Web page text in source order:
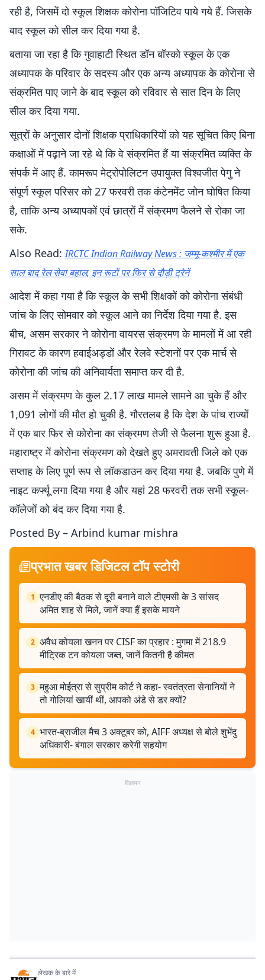
रही है, जिसमें दो स्कूल शिक्षक कोरोना पॉजिटिव पाये गये हैं. जिसके
बाद स्कूल को सील कर दिया गया है.
बताया जा रहा है कि गुवाहाटी स्थित डॉन बॉस्को स्कूल के एक
अध्यापक के परिवार के सदस्य और एक अन्य अध्यापक के कोरोना से
संक्रमित पाए जाने के बाद स्कूल को रविवार से सात दिन के लिए
सील कर दिया गया.
सूत्रों के अनुसार दोनों शिक्षक प्राधिकारियों को यह सूचित किए बिना
कक्षाओं में पढ़ाने जा रहे थे कि वे संक्रमित हैं या संक्रमित व्यक्ति के
संपर्क में आए हैं. कामरूप मेट्रोपोलिटन उपायुक्त विश्वजीत पेगु ने
संपूर्ण स्कूल परिसर को 27 फरवरी तक कंटेनमेंट जोन घोषित किया
है, ताकि अन्य अध्यापकों एवं छात्रों में संक्रमण फैलने से रोका जा
सके.
Also Read:IRCTC Indian Railway News : जम्मू-कश्मीर में एक
साल बाद रेल सेवा बहाल, इन रूटों पर फिर से दौड़ी ट्रेनें
आदेश में कहा गया है कि स्कूल के सभी शिक्षकों को कोरोना संबंधी
जांच के लिए सोमवार को स्कूल आने का निर्देश दिया गया है. इस
बीच, असम सरकार ने कोरोना वायरस संक्रमण के मामलों में आ रही
गिरावट के कारण हवाईअड्डों और रेलवे स्टेशनों पर एक मार्च से
कोरोना की जांच की अनिवार्यता समाप्त कर दी है.
असम में संक्रमण के कुल 2.17 लाख मामले सामने आ चुके हैं और
1,091 लोगों की मौत हो चुकी है. गौरतलब है कि देश के पांच राज्यों
में एक बार फिर से कोरोना का संक्रमण तेजी से फैलना शुरू हुआ है.
महाराष्ट्र में कोरोना संक्रमण को देखते हुए अमरावती जिले को एक
सप्ताह के लिए पूर्ण रूप से लॉकडाउन कर दिया गया है. जबकि पुणे में
नाइट कर्फ्यू लगा दिया गया है और यहां 28 फरवरी तक सभी स्कूल-
कॉलेजों को बंद कर दिया गया है.
Posted By – Arbind kumar mishra
प्रभात खबर डिजिटल टॉप स्टोरी
1 एनडीए की बैठक से दूरी बनाने वाले टीएमसी के 3 सांसद
अमित शाह से मिले, जानें क्या हैं इसके मायने
2 अवैध कोयला खनन पर CISF का प्रहार : मुगमा में 218.9
मीट्रिक टन कोयला जब्त, जानें कितनी है कीमत
3 महुआ मोईत्रा से सुप्रीम कोर्ट ने कहा- स्वतंत्रता सेनानियों ने
तो गोलियां खायीं थीं, आपको अंडे से डर क्यों?
4 भारत-ब्राजील मैच 3 अक्टूबर को, AIFF अध्यक्ष से बोले शुभेंदु
अधिकारी- बंगाल सरकार करेगी सहयोग
विज्ञापन
लेखक के बारे में